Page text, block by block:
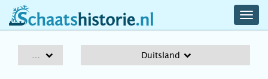
schaatshistorie.nl
Duitsland